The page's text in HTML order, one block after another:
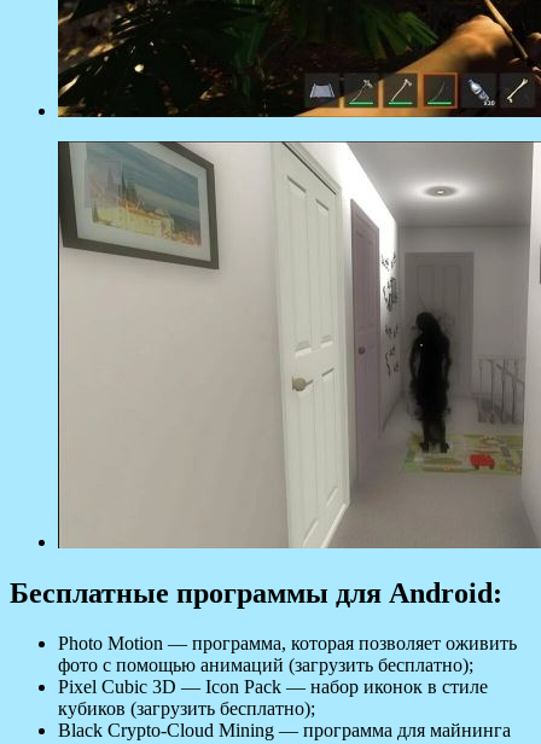
Бесплатные программы для Android:
Photo Motion — программа, которая позволяет оживить
фото с помощью анимаций (загрузить бесплатно);
Pixel Cubic 3D — Icon Pack — набор иконок в стиле
кубиков (загрузить бесплатно);
Black Crypto-Cloud Mining — программа для майнинга